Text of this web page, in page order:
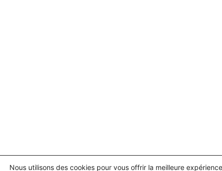
Nous utilisons des cookies pour vous offrir la meilleure